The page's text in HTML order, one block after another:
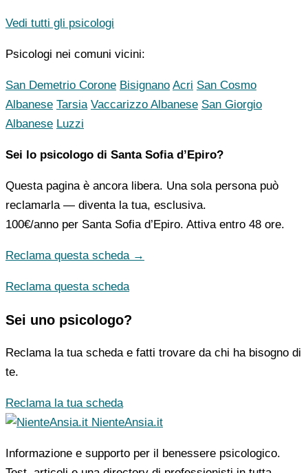
Vedi tutti gli psicologi
Psicologi nei comuni vicini:
San Demetrio Corone Bisignano Acri San Cosmo
Albanese Tarsia Vaccarizzo Albanese San Giorgio
Albanese Luzzi
Sei lo psicologo di Santa Sofia d’Epiro?
Questa pagina è ancora libera. Una sola persona può
reclamarla — diventa la tua, esclusiva.
100€/anno per Santa Sofia d’Epiro. Attiva entro 48 ore.
Reclama questa scheda →
Reclama questa scheda
Sei uno psicologo?
Reclama la tua scheda e fatti trovare da chi ha bisogno di
te.
Reclama la tua scheda
NienteAnsia.it
Informazione e supporto per il benessere psicologico.